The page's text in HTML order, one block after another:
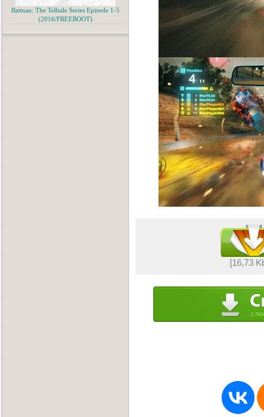
[16,73
Batman: The Telltale Series Episode 1-5
(2016/FREEBOOT)